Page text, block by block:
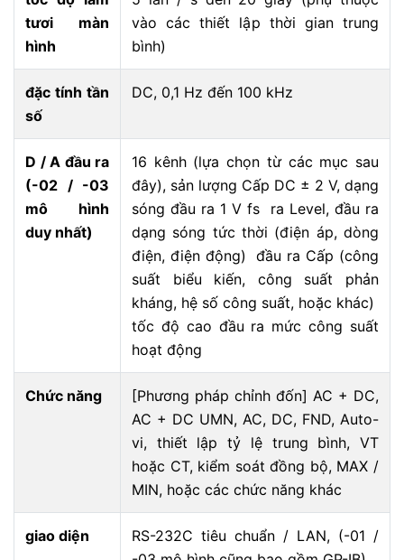
tươi màn
hình
vào các thiết lập thời gian trung
bình)
đặc tính tần
số
DC, 0,1 Hz đến 100 kHz
D / A đầu ra
(-02 / -03
mô hình
duy nhất)
16 kênh (lựa chọn từ các mục sau
đây), sản lượng Cấp DC ± 2 V, dạng
sóng đầu ra 1 V fs ra Level, đầu ra
dạng sóng tức thời (điện áp, dòng
điện, điện động) đầu ra Cấp (công
suất biểu kiến, công suất phản
kháng, hệ số công suất, hoặc khác)
tốc độ cao đầu ra mức công suất
hoạt động
Chức năng
[Phương pháp chỉnh đốn] AC + DC,
AC + DC UMN, AC, DC, FND, Auto-
vi, thiết lập tỷ lệ trung bình, VT
hoặc CT, kiểm soát đồng bộ, MAX /
MIN, hoặc các chức năng khác
giao diện
RS-232C tiêu chuẩn / LAN, (-01 /